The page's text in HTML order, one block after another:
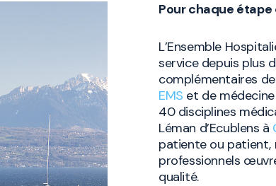
Pour chaque
L’Ensemble
service depuis plus
complémentaires
EMS et de
40 disciplines
Léman d’Ecublens à
patiente ou patient,
professionnels
qualité.